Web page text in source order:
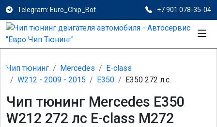
Telegram: Euro_Chip_Bot +7 901 078-35-04
Чип тюнинг Mercedes
E-class
W212 - 2009 - 2015
E350 E350 272 л.с.
Чип тюнинг Mercedes E350
W212 272 лс E-class M272